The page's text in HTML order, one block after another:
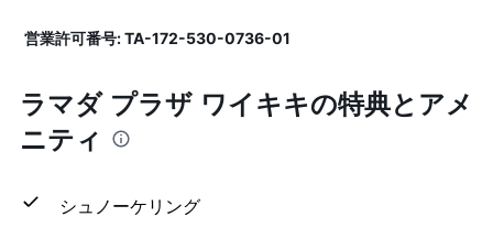
営業許可番号: TA-172-530-0736-01
ラマダ プラザ ワイキキの特典とアメ
ニティ
シュノーケリング